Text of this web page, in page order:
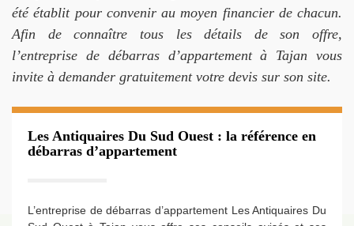
été établit pour convenir au moyen financier de chacun.
Afin de connaître tous les détails de son offre,
l’entreprise de débarras d’appartement à Tajan vous
invite à demander gratuitement votre devis sur son site.
Les Antiquaires Du Sud Ouest : la référence en
débarras d’appartement
L’entreprise de débarras d’appartement Les Antiquaires Du